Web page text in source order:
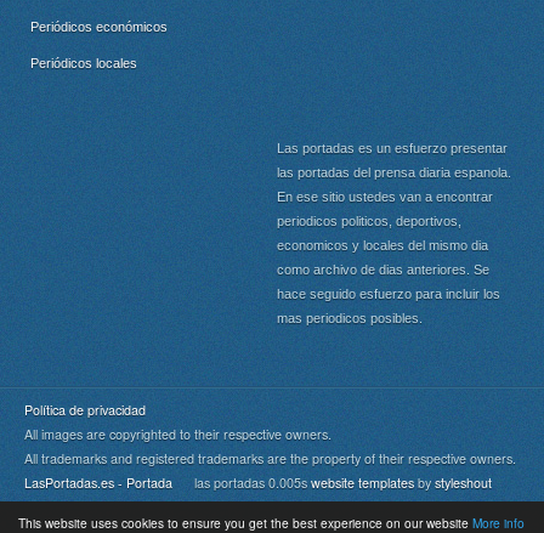
This website uses cookies to ensure you get the best experience on our website More info
Periódicos económicos
Periódicos locales
Las portadas es un esfuerzo presentar
las portadas del prensa diaria espanola.
En ese sitio ustedes van a encontrar
periodicos politicos, deportivos,
economicos y locales del mismo dia
como archivo de dias anteriores. Se
hace seguido esfuerzo para incluir los
mas periodicos posibles.
Política de privacidad
All images are copyrighted to their respective owners.
All trademarks and registered trademarks are the property of their respective owners.
LasPortadas.es - Portada las portadas 0.005swebsite templates by styleshout